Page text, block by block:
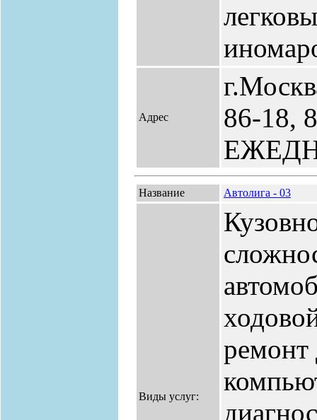
Адрес
86-18,
Название Автолига - 03
Виды услуг:
ремонт